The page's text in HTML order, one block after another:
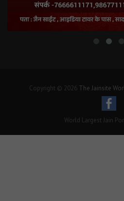
Copyright © 2026 The Jainsite
World Largest Jain